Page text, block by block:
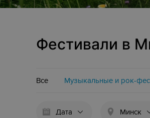
Фестивали в
Все Музыкальные и рок-
Дата Минск